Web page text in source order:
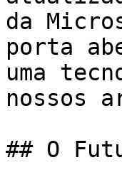
da
porta
uma
nossos
## O